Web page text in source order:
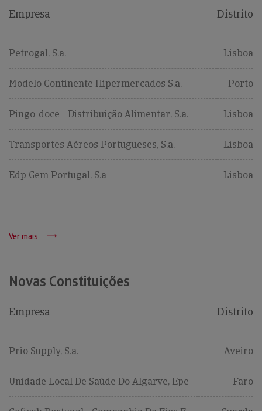
Empresa Distrito
Petrogal, S.a. Lisboa
Modelo Continente Hipermercados S.a. Porto
Pingo-doce - Distribuição Alimentar, S.a. Lisboa
Transportes Aéreos Portugueses, S.a. Lisboa
Edp Gem Portugal, S.a Lisboa
Ver mais
Novas Constituições
Empresa Distrito
Prio Supply, S.a. Aveiro
Unidade Local De Saúde Do Algarve, Epe Faro